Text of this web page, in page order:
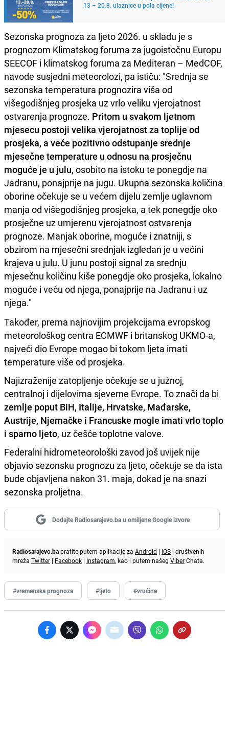
13 – 20.8. ulaznice u pola cijene!
Sezonska prognoza za ljeto 2026. u skladu je s
prognozom Klimatskog foruma za jugoistočnu Europu
SEECOF i klimatskog foruma za Mediteran – MedCOF,
navode susjedni meteorolozi, pa ističu: "Srednja se
sezonska temperatura prognozira viša od
višegodišnjeg prosjeka uz vrlo veliku vjerojatnost
ostvarenja prognoze. Pritom u svakom ljetnom
mjesecu postoji velika vjerojatnost za toplije od
prosjeka, a veće pozitivno odstupanje srednje
mjesečne temperature u odnosu na prosječnu
moguće je u julu, osobito na istoku te ponegdje na
Jadranu, ponajprije na jugu. Ukupna sezonska količina
oborine očekuje se u većem dijelu zemlje uglavnom
manja od višegodišnjeg prosjeka, a tek ponegdje oko
prosječne uz umjerenu vjerojatnost ostvarenja
prognoze. Manjak oborine, moguće i znatniji, s
obzirom na mjesečni srednjak izgledan je u većini
krajeva u julu. U junu postoji signal za srednju
mjesečnu količinu kiše ponegdje oko prosjeka, lokalno
moguće i veću od njega, ponajprije na Jadranu i uz
njega."
Također, prema najnovijim projekcijama evropskog
meteorološkog centra ECMWF i britanskog UKMO-a,
najveći dio Evrope mogao bi tokom ljeta imati
temperature više od prosjeka.
Najizraženije zatopljenje očekuje se u južnoj,
centralnoj i dijelovima sjeverne Evrope. To znači da bi
zemlje poput BiH, Italije, Hrvatske, Mađarske,
Austrije, Njemačke i Francuske mogle imati vrlo toplo
i sparno ljeto, uz češće toplotne valove.
Federalni hidrometeorološki zavod još uvijek nije
objavio sezonsku prognozu za ljeto, očekuje se da ista
bude objavljena nakon 31. maja, dokad je na snazi
sezonska proljetna.
Dodajte Radiosarajevo.ba u omiljene Google izvore
Radiosarajevo.bapratite putem aplikacije za Android | iOS i društvenih
mreža Twitter | Facebook | Instagram, kao i putem našeg ViberChata.
#vremenska prognoza #ljeto #vrućine